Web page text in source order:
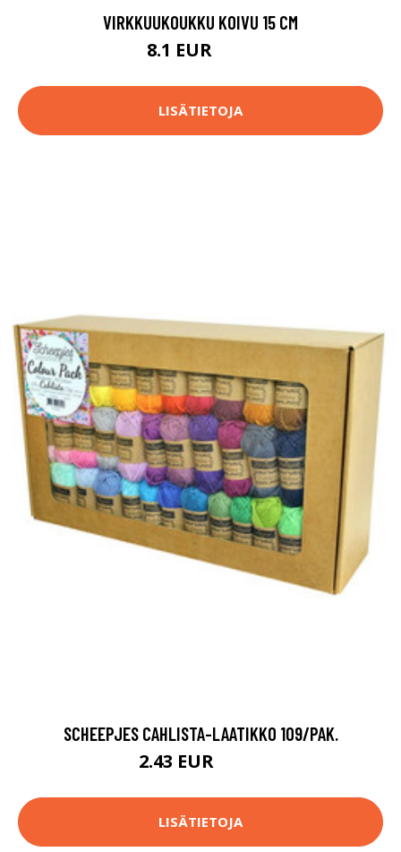
VIRKKUUKOUKKU KOIVU 15 CM
8.1 EUR
LISÄTIETOJA
SCHEEPJES CAHLISTA-LAATIKKO 109/PAK.
2.43 EUR
LISÄTIETOJA